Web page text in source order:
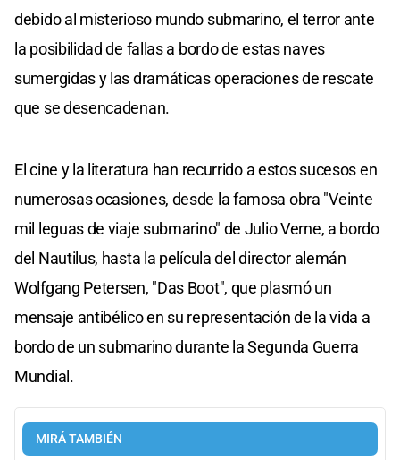
debido al misterioso mundo submarino, el terror ante
la posibilidad de fallas a bordo de estas naves
sumergidas y las dramáticas operaciones de rescate
que se desencadenan.
El cine y la literatura han recurrido a estos sucesos en
numerosas ocasiones, desde la famosa obra "Veinte
mil leguas de viaje submarino" de Julio Verne, a bordo
del Nautilus, hasta la película del director alemán
Wolfgang Petersen, "Das Boot", que plasmó un
mensaje antibélico en su representación de la vida a
bordo de un submarino durante la Segunda Guerra
Mundial.
MIRÁ TAMBIÉN